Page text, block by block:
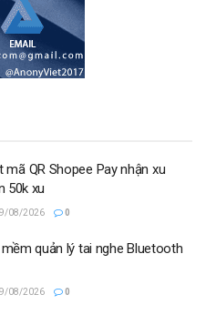
mã QR Shopee Pay nhận xu
50k xu
08/2026 0
quản lý tai nghe Bluetooth
08/2026 0